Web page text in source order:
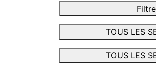
TOUS LES
TOUS LES